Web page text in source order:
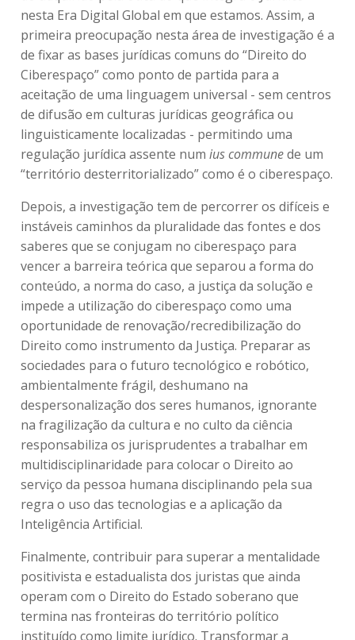
nesta Era Digital Global em que estamos. Assim, a
primeira preocupação nesta área de investigação é a
de fixar as bases jurídicas comuns do “Direito do
Ciberespaço” como ponto de partida para a
aceitação de uma linguagem universal - sem centros
de difusão em culturas jurídicas geográfica ou
linguisticamente localizadas - permitindo uma
regulação jurídica assente num ius communede um
“território desterritorializado” como é o ciberespaço.
Depois, a investigação tem de percorrer os difíceis e
instáveis caminhos da pluralidade das fontes e dos
saberes que se conjugam no ciberespaço para
vencer a barreira teórica que separou a forma do
conteúdo, a norma do caso, a justiça da solução e
impede a utilização do ciberespaço como uma
oportunidade de renovação/recredibilização do
Direito como instrumento da Justiça. Preparar as
sociedades para o futuro tecnológico e robótico,
ambientalmente frágil, deshumano na
despersonalização dos seres humanos, ignorante
na fragilização da cultura e no culto da ciência
responsabiliza os jurisprudentes a trabalhar em
multidisciplinaridade para colocar o Direito ao
serviço da pessoa humana disciplinando pela sua
regra o uso das tecnologias e a aplicação da
Inteligência Artificial.
Finalmente, contribuir para superar a mentalidade
positivista e estadualista dos juristas que ainda
operam com o Direito do Estado soberano que
termina nas fronteiras do território político
instituído como limite jurídico. Transformar a